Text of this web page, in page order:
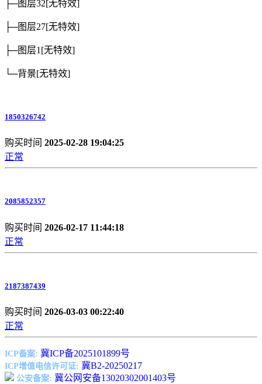
├─图层32[无特效]
├─图层27[无特效]
├─图层1 [无特效]
└─背景[无特效]
1850326742
购买时间 2025-02-28 19:04:25
正常
2085852357
购买时间 2026-02-17 11:44:18
正常
2187387439
购买时间 2026-03-03 00:22:40
正常
ICP备案: 冀ICP备2025101899号
ICP增值电信许可证: 冀B2-20250217
公安备案: 冀公网安备13020302001403号